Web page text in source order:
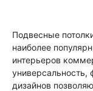
Подвесные
наиболее
интерьеров
универсальность,
дизайнов